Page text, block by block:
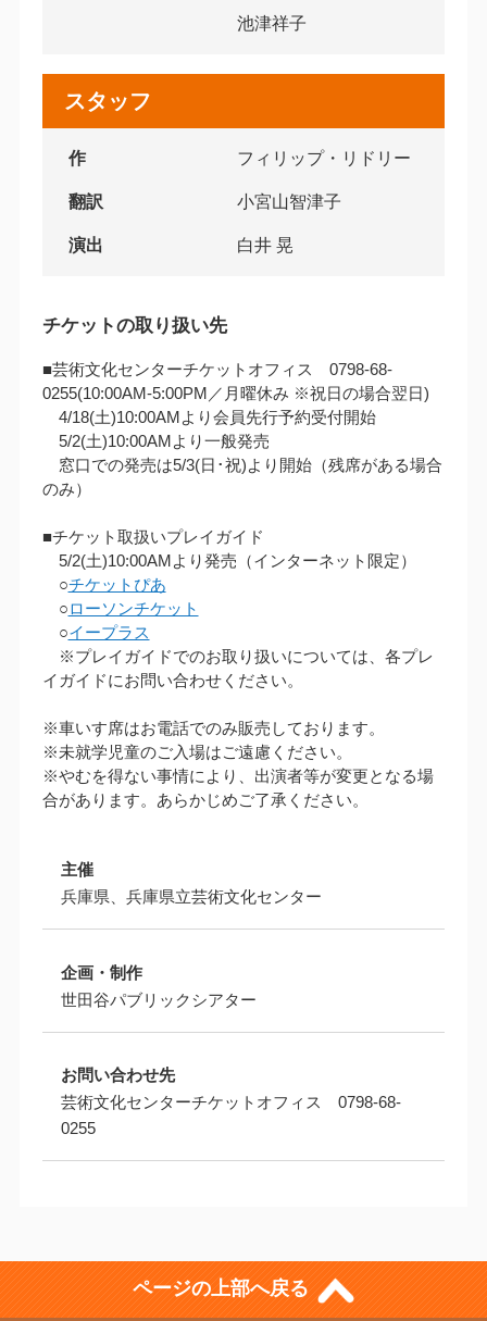
池津祥子
スタッフ
作 フィリップ・リドリー
翻訳 小宮山智津子
演出 白井 晃
チケットの取り扱い先
■芸術文化センターチケットオフィス 0798-68-
0255(10:00AM‐5:00PM／月曜休み ※祝日の場合翌日)
4/18(土)10:00AMより会員先行予約受付開始
5/2(土)10:00AMより一般発売
窓口での発売は5/3(日･祝)より開始（残席がある場合
のみ）
■チケット取扱いプレイガイド
5/2(土)10:00AMより発売（インターネット限定）
○チケットぴあ
○ローソンチケット
○イープラス
※プレイガイドでのお取り扱いについては、各プレ
イガイドにお問い合わせください。
※車いす席はお電話でのみ販売しております。
※未就学児童のご入場はご遠慮ください。
※やむを得ない事情により、出演者等が変更となる場
合があります。あらかじめご了承ください。
主催
兵庫県、兵庫県立芸術文化センター
企画・制作
世田谷パブリックシアター
お問い合わせ先
芸術文化センターチケットオフィス 0798-68-
0255
ページの上部へ戻る